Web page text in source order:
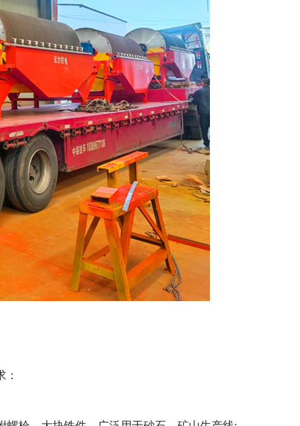
磁滚筒 河沙磁选机工作原理